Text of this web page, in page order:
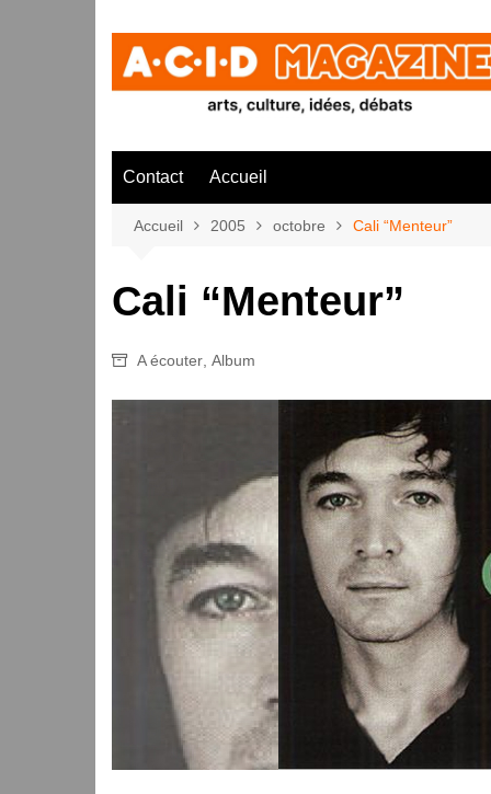
Contact Accueil
Accueil 2005 octobre Cali “Menteur”
Cali “Menteur”
A écouter Album